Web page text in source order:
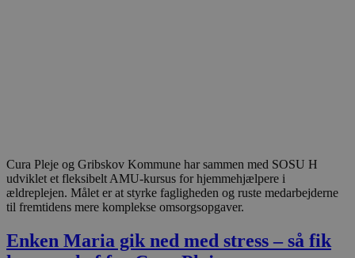
Cura Pleje og Gribskov Kommune har sammen med SOSU H
udviklet et fleksibelt AMU-kursus for hjemmehjælpere i
ældreplejen. Målet er at styrke fagligheden og ruste medarbejderne
til fremtidens mere komplekse omsorgsopgaver.
Enken Maria gik ned med stress – så fik